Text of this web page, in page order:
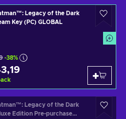
Legacy of the Dark
Key (PC) GLOBAL
-38%
Legacy of the Dark
Edition Pre-purchase